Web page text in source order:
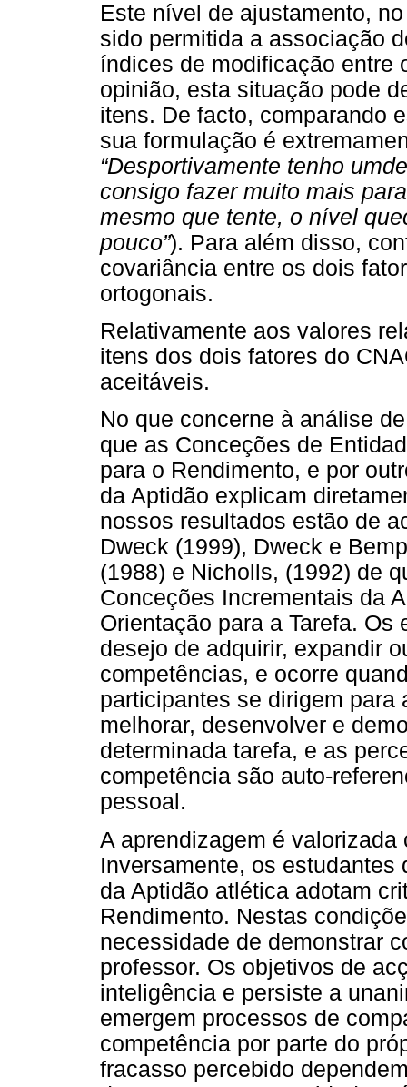
Este nível de ajustamento,
sido permitida a associação
índices de modificação entre
opinião, esta situação pode
itens. De facto, comparando
sua formulação é
“Desportivamente tenho
consigo fazer muito mais
mesmo que tente, o nível
pouco”). Para além disso,
covariância entre os dois
ortogonais.
Relativamente aos valores
itens dos dois fatores do
aceitáveis.
No que concerne à análise
que as Conceções de
para o Rendimento, e por
da Aptidão explicam
nossos resultados estão de
Dweck (1999), Dweck e
(1988) e Nicholls, (1992) de
Conceções Incrementais da
Orientação para a Tarefa.
desejo de adquirir, expandir
competências, e ocorre
participantes se dirigem para
melhorar, desenvolver e
determinada tarefa, e as
competência são auto-
pessoal.
A aprendizagem é
Inversamente, os
da Aptidão atlética adotam
Rendimento. Nestas
necessidade de demonstrar
professor. Os objetivos de
inteligência e persiste a
emergem processos de
competência por parte do
fracasso percebido